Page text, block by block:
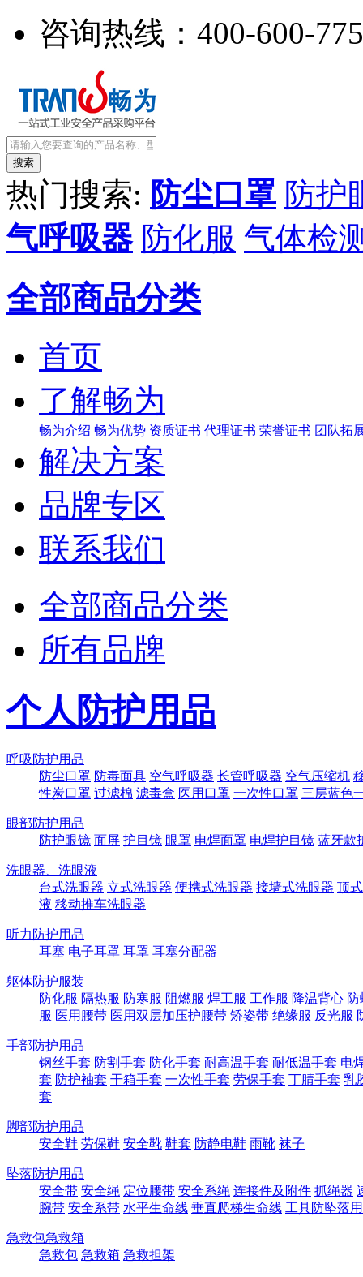
咨询热线： 400-600-
热门搜索: 防尘口罩 防护
气呼吸器 防化服 气体检
全部商品分类
首页
了解畅为
畅为介绍 畅为优势 资质证书 代理证书 荣誉证书 团队拓
解决方案
品牌专区
联系我们
全部商品分类
所有品牌
个人防护用品
呼吸防护用品
防尘口罩 防毒面具 空气呼吸器 长管呼吸器 空气压缩机
性炭口罩 过滤棉 滤毒盒 医用口罩 一次性口罩 三层蓝色
眼部防护用品
防护眼镜 面屏 护目镜 眼罩 电焊面罩 电焊护目镜 蓝牙款
洗眼器、洗眼液
台式洗眼器 立式洗眼器 便携式洗眼器 接墙式洗眼器 顶
液 移动推车洗眼器
听力防护用品
耳塞 电子耳罩 耳罩 耳塞分配器
躯体防护服装
防化服 隔热服 防寒服 阻燃服 焊工服 工作服 降温背心
服 医用腰带 医用双层加压护腰带 矫姿带 绝缘服 反光服
手部防护用品
钢丝手套 防割手套 防化手套 耐高温手套 耐低温手套 电
套 防护袖套 干箱手套 一次性手套 劳保手套 丁腈手套 乳
套
脚部防护用品
安全鞋 劳保鞋 安全靴 鞋套 防静电鞋 雨靴 袜子
坠落防护用品
安全带 安全绳 定位腰带 安全系绳 连接件及附件 抓绳器
腕带 安全系带 水平生命线 垂直爬梯生命线 工具防坠落
急救包急救箱
急救包 急救箱 急救担架